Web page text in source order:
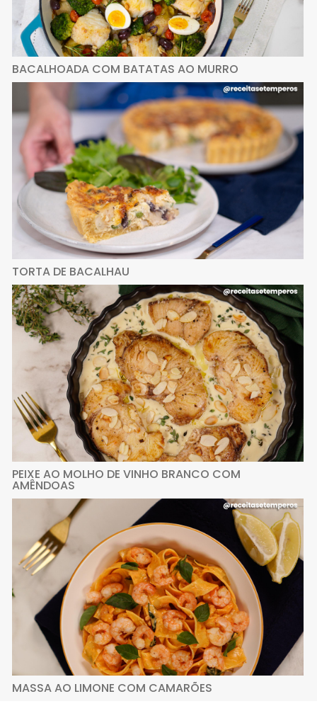
BACALHOADA COM BATATAS AO MURRO
TORTA DE BACALHAU
PEIXE AO MOLHO DE VINHO BRANCO COM
AMÊNDOAS
MASSA AO LIMONE COM CAMARÕES